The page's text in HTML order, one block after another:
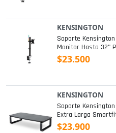
KENSINGTON
Soporte
Monitor Hasta 32"
$23.500
KENSINGTON
Soporte
Extra Larga
$23.900